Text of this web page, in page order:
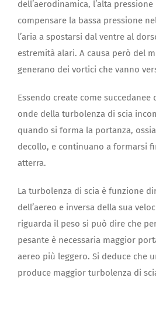
dell’aerodinamica, l’alta
compensare la bassa pressione
l’aria a spostarsi dal ventre al
estremità alari. A causa però del
generano dei vortici che vanno
Essendo create come
onde della turbolenza di scia
quando si forma la portanza,
decollo, e continuano a formarsi
atterra.
La turbolenza di scia è funzione
dell’aereo e inversa della sua
riguarda il peso si può dire che
pesante è necessaria maggior
aereo più leggero. Si deduce che
produce maggior turbolenza di